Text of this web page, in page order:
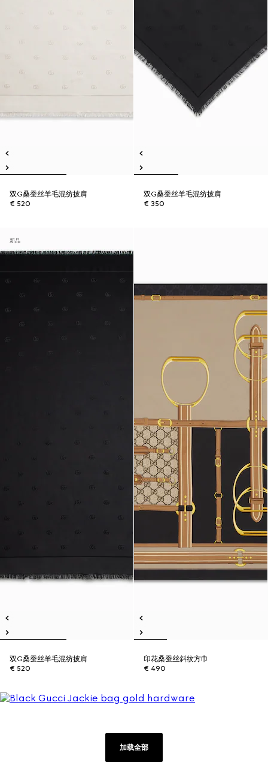
双G桑蚕丝羊毛混纺披肩
€ 520
双G桑蚕丝羊毛混纺披肩
€ 350
新品
双G桑蚕丝羊毛混纺披肩
€ 520
印花桑蚕丝斜纹方巾
€ 490
加载全部